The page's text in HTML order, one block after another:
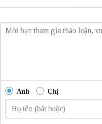
Anh Chị